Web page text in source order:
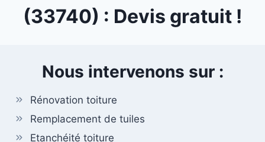
(33740) : Devis gratuit !
Nous intervenons sur :
Rénovation toiture
Remplacement de tuiles
Etanchéité toiture